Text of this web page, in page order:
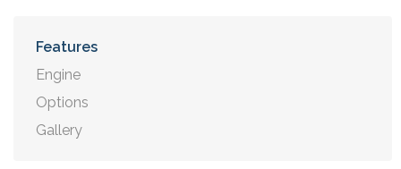
Features
Engine
Options
Gallery